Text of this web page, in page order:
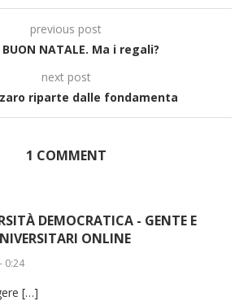
previous post
BUON NATALE. Ma i regali?
next post
riparte dalle fondamenta
1 COMMENT
DEMOCRATICA - GENTE E
ONLINE
0:24
[…]